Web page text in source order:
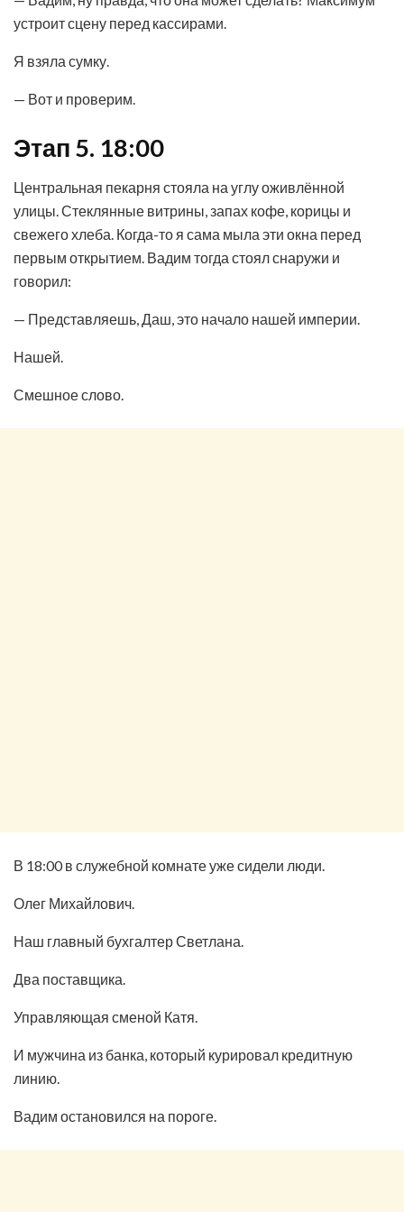
устроит сцену перед кассирами.
Я взяла сумку.
— Вот и проверим.
Этап 5. 18:00
Центральная пекарня стояла на углу оживлённой
улицы. Стеклянные витрины, запах кофе, корицы и
свежего хлеба. Когда-то я сама мыла эти окна перед
первым открытием. Вадим тогда стоял снаружи и
говорил:
— Представляешь, Даш, это начало нашей империи.
Нашей.
Смешное слово.
В 18:00 в служебной комнате уже сидели люди.
Олег Михайлович.
Наш главный бухгалтер Светлана.
Два поставщика.
Управляющая сменой Катя.
И мужчина из банка, который курировал кредитную
линию.
Вадим остановился на пороге.